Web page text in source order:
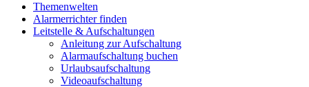
Themenwelten
Alarmerrichter finden
Leitstelle & Aufschaltungen
Anleitung zur Aufschaltung
Alarmaufschaltung buchen
Urlaubsaufschaltung
Videoaufschaltung